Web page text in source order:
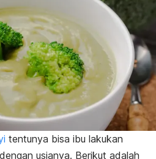
tentunya bisa ibu lakukan
usianya. Berikut adalah